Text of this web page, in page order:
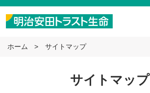
ホーム サイトマップ
サイトマップ